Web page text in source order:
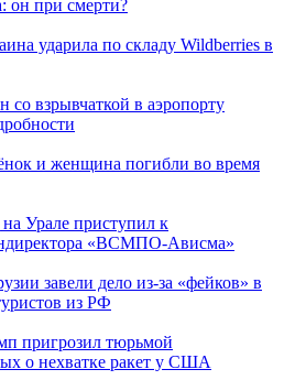
он при смерти?
ударила по складу Wildberries в
со взрывчаткой в аэропорту
и женщина погибли во время
Урале приступил к
«ВСМПО-Ависма»
завели дело из-за «фейков» в
из РФ
пригрозил тюрьмой
о нехватке ракет у США